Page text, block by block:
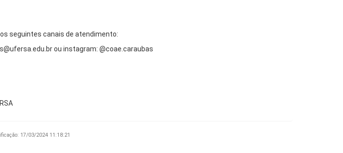
seguintes canais de atendimento:
ou instagram: @coae.caraubas
17/03/2024 11:18:21